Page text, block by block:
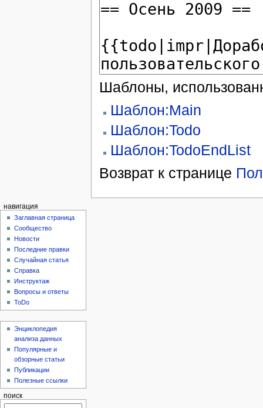
Шаблоны,
Шаблон:Main
Шаблон:Todo
Шаблон:TodoEndList
Возврат к странице
навигация
Заглавная страница
Сообщество
Новости
Последние правки
Случайная статья
Справка
Инструктаж
Вопросы и ответы
ToDo
Энциклопедия
анализа данных
Популярные и
обзорные статьи
Публикации
Полезные ссылки
поиск